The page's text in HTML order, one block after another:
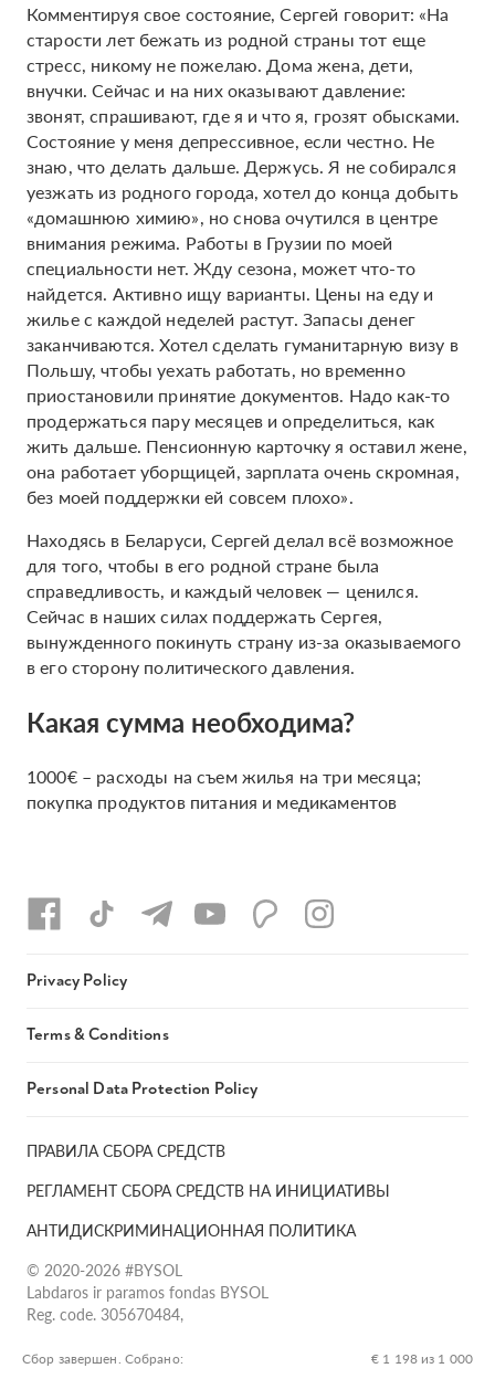
Комментируя свое состояние, Сергей говорит: «На
старости лет бежать из родной страны тот еще
стресс, никому не пожелаю. Дома жена, дети,
внучки. Сейчас и на них оказывают давление:
звонят, спрашивают, где я и что я, грозят обысками.
Состояние у меня депрессивное, если честно. Не
знаю, что делать дальше. Держусь. Я не собирался
уезжать из родного города, хотел до конца добыть
«домашнюю химию», но снова очутился в центре
внимания режима. Работы в Грузии по моей
специальности нет. Жду сезона, может что-то
найдется. Активно ищу варианты. Цены на еду и
жилье с каждой неделей растут. Запасы денег
заканчиваются. Хотел сделать гуманитарную визу в
Польшу, чтобы уехать работать, но временно
приостановили принятие документов. Надо как-то
продержаться пару месяцев и определиться, как
жить дальше. Пенсионную карточку я оставил жене,
она работает уборщицей, зарплата очень скромная,
без моей поддержки ей совсем плохо».
Находясь в Беларуси, Сергей делал всё возможное
для того, чтобы в его родной стране была
справедливость, и каждый человек — ценился.
Сейчас в наших силах поддержать Сергея,
вынужденного покинуть страну из-за оказываемого
в его сторону политического давления.
Какая сумма необходима?
1000€ – расходы на съем жилья на три месяца;
покупка продуктов питания и медикаментов
Сбор завершен. Собрано: € 1 198 из 1 000
ПРАВИЛА СБОРА СРЕДСТВ
РЕГЛАМЕНТ СБОРА СРЕДСТВ НА ИНИЦИАТИВЫ
АНТИДИСКРИМИНАЦИОННАЯ ПОЛИТИКА
© 2020-2026 #BYSOL
Labdaros ir paramos fondas BYSOL
Reg. code. 305670484,
g.17-1, LT-13253
Privacy Policy
Terms & Conditions
Personal Data Protection Policy